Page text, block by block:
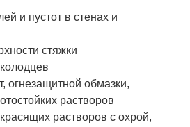
и пустот в стенах и
стяжки
огнезащитной обмазки,
растворов
растворов с охрой,